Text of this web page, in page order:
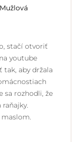
stačí otvoriť
youtube
tak, aby držala
sa rozhodli, že